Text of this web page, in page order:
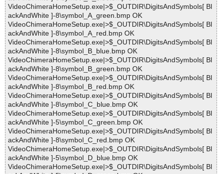
VideoChimeraHomeSetup.exe|>$_OUTDIR\DigitsAndSymbols[ Bl
ackAndWhite ]-8\symbol_A_green.bmp OK
VideoChimeraHomeSetup.exe|>$_OUTDIR\DigitsAndSymbols[ Bl
ackAndWhite ]-8\symbol_A_red.bmp OK
VideoChimeraHomeSetup.exe|>$_OUTDIR\DigitsAndSymbols[ Bl
ackAndWhite ]-8\symbol_B_blue.bmp OK
VideoChimeraHomeSetup.exe|>$_OUTDIR\DigitsAndSymbols[ Bl
ackAndWhite ]-8\symbol_B_green.bmp OK
VideoChimeraHomeSetup.exe|>$_OUTDIR\DigitsAndSymbols[ Bl
ackAndWhite ]-8\symbol_B_red.bmp OK
VideoChimeraHomeSetup.exe|>$_OUTDIR\DigitsAndSymbols[ Bl
ackAndWhite ]-8\symbol_C_blue.bmp OK
VideoChimeraHomeSetup.exe|>$_OUTDIR\DigitsAndSymbols[ Bl
ackAndWhite ]-5\symbol_C_green.bmp OK
VideoChimeraHomeSetup.exe|>$_OUTDIR\DigitsAndSymbols[ Bl
ackAndWhite ]-8\symbol_C_red.bmp OK
VideoChimeraHomeSetup.exe|>$_OUTDIR\DigitsAndSymbols[ Bl
ackAndWhite ]-5\symbol_D_blue.bmp OK
VideoChimeraHomeSetup.exe|>$_OUTDIR\DigitsAndSymbols[ Bl